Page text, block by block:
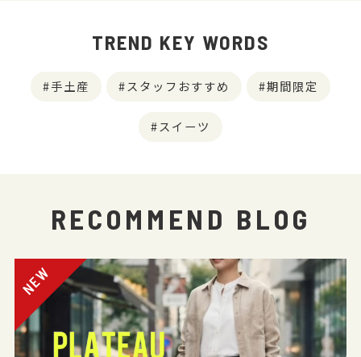
TREND KEY WORDS
手土産 スタッフおすすめ 期間限定
スイーツ
RECOMMEND BLOG